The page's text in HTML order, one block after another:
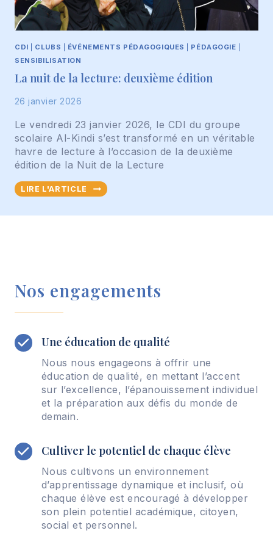
A
L
K
N
CDI CLUBS ÉVÉNEMENTS PÉDAGOGIQUES PÉDAGOGIE
SENSIBILISATION
La nuit de la lecture: deuxième édition
26 janvier 2026
Le vendredi 23 janvier 2026, le CDI du groupe
scolaire Al-Kindi s’est transformé en un véritable
havre de lecture à l’occasion de la deuxième
édition de la Nuit de la Lecture
LIRE L'ARTICLE
L
N
L
C
T
U
R
E
U
X
I
È
M
E
Nos engagements
Une éducation de qualité
Nous nous engageons à offrir une
éducation de qualité, en mettant l’accent
sur l’excellence, l’épanouissement individuel
et la préparation aux défis du monde de
demain.
Cultiver le potentiel de chaque élève
Nous cultivons un environnement
d’apprentissage dynamique et inclusif, où
chaque élève est encouragé à développer
son plein potentiel académique, citoyen,
social et personnel.